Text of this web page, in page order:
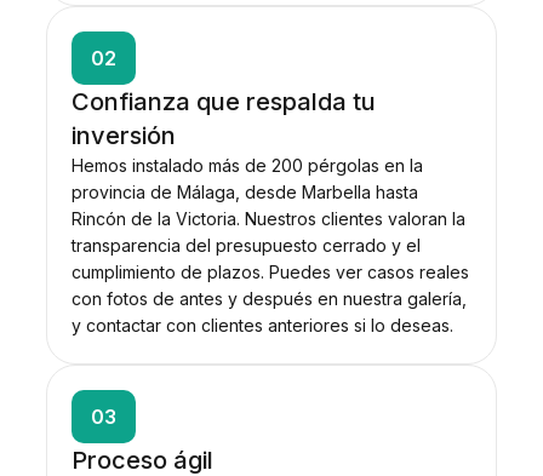
02
Confianza que respalda tu
inversión
Hemos instalado más de 200 pérgolas en la
provincia de Málaga, desde Marbella hasta
Rincón de la Victoria. Nuestros clientes valoran la
transparencia del presupuesto cerrado y el
cumplimiento de plazos. Puedes ver casos reales
con fotos de antes y después en nuestra galería,
y contactar con clientes anteriores si lo deseas.
03
Proceso ágil